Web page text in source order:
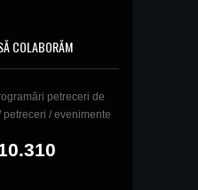
COLABORĂM
petreceri de
/ evenimente